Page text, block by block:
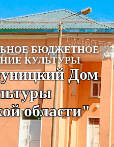
БЮДЖЕТНОЕ
КУЛЬТУРЫ
Дом
области"